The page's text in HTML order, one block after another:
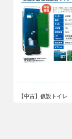
【中古】仮設トイレ